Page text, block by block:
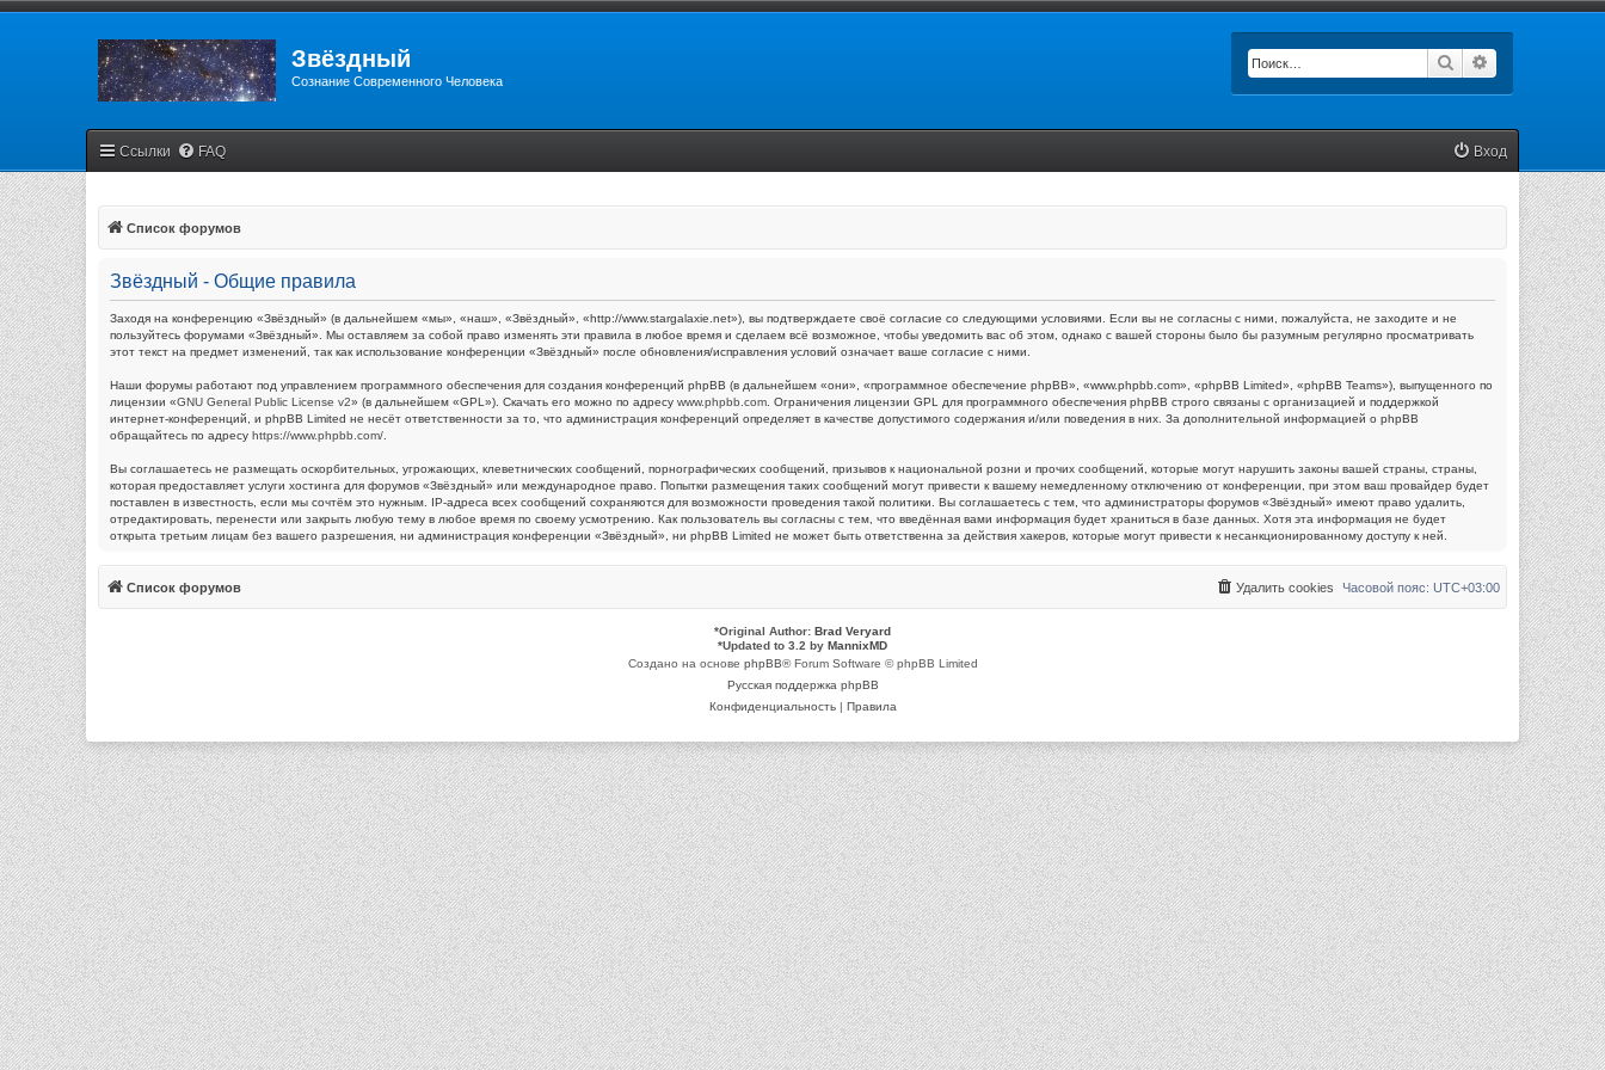
Звёздный
Сознание Современного Человека
Поиск
Ссылки FAQ Вход
Список форумов
Звёздный - Общие правила
Заходя на конференцию «Звёздный» (в дальнейшем «мы», «наш», «Звёздный», «http://www.stargalaxie.net»), вы подтверждаете своё согласие со следующими условиями. Если вы не согласны с ними, пожалуйста, не заходите и не
пользуйтесь форумами «Звёздный». Мы оставляем за собой право изменять эти правила в любое время и сделаем всё возможное, чтобы уведомить вас об этом, однако с вашей стороны было бы разумным регулярно просматривать
этот текст на предмет изменений, так как использование конференции «Звёздный» после обновления/исправления условий означает ваше согласие с ними.
Наши форумы работают под управлением программного обеспечения для создания конференций phpBB (в дальнейшем «они», «программное обеспечение phpBB», «www.phpbb.com», «phpBB Limited», «phpBB Teams»), выпущенного по
лицензии «GNU General Public License v2» (в дальнейшем «GPL»). Скачать его можно по адресу www.phpbb.com . Ограничения лицензии GPL для программного обеспечения phpBB строго связаны с организацией и поддержкой
интернет-конференций, и phpBB Limited не несёт ответственности за то, что администрация конференций определяет в качестве допустимого содержания и/или поведения в них. За дополнительной информацией о phpBB
обращайтесь по адресу https://www.phpbb.com/
Вы соглашаетесь не размещать оскорбительных, угрожающих, клеветнических сообщений, порнографических сообщений, призывов к национальной розни и прочих сообщений, которые могут нарушить законы вашей страны, страны,
которая предоставляет услуги хостинга для форумов «Звёздный» или международное право. Попытки размещения таких сообщений могут привести к вашему немедленному отключению от конференции, при этом ваш провайдер будет
поставлен в известность, если мы сочтём это нужным. IP-адреса всех сообщений сохраняются для возможности проведения такой политики. Вы соглашаетесь с тем, что администраторы форумов «Звёздный» имеют право удалить,
отредактировать, перенести или закрыть любую тему в любое время по своему усмотрению. Как пользователь вы согласны с тем, что введённая вами информация будет храниться в базе данных. Хотя эта информация не будет
открыта третьим лицам без вашего разрешения, ни администрация конференции «Звёздный», ни phpBB Limited не может быть ответственна за действия хакеров, которые могут привести к несанкционированному доступу к ней.
Список форумов Часовой пояс: UTC+03:00
Удалить cookies
*Original Author: Brad Veryard
*Updated to 3.2 by MannixMD
Создано на основе phpBB® Forum Software © phpBB Limited
Русская поддержка phpBB
Конфиденциальность| Правила